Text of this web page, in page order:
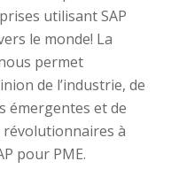
utilisant SAP
le monde! La
permet
de l’industrie, de
émergentes et de
à
pour PME.